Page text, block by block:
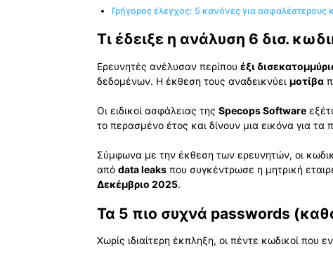
Γρήγορος έλεγχος: 5 κανόνες για ασφαλέστερους
Τι έδειξε η ανάλυση 6 δισ.
Ερευνητές ανέλυσαν περίπου έξι
δεδομένων. Η έκθεση τους αναδεικνύει μοτίβα
Οι ειδικοί ασφάλειας της Specops Software
το περασμένο έτος και δίνουν μια εικόνα για τα
Σύμφωνα με την έκθεση των ερευνητών, οι
από data leaks που συγκέντρωσε η μητρική
Δεκέμβριο 2025.
Τα 5 πιο συχνά passwords
Χωρίς ιδιαίτερη έκπληξη, οι πέντε κωδικοί που